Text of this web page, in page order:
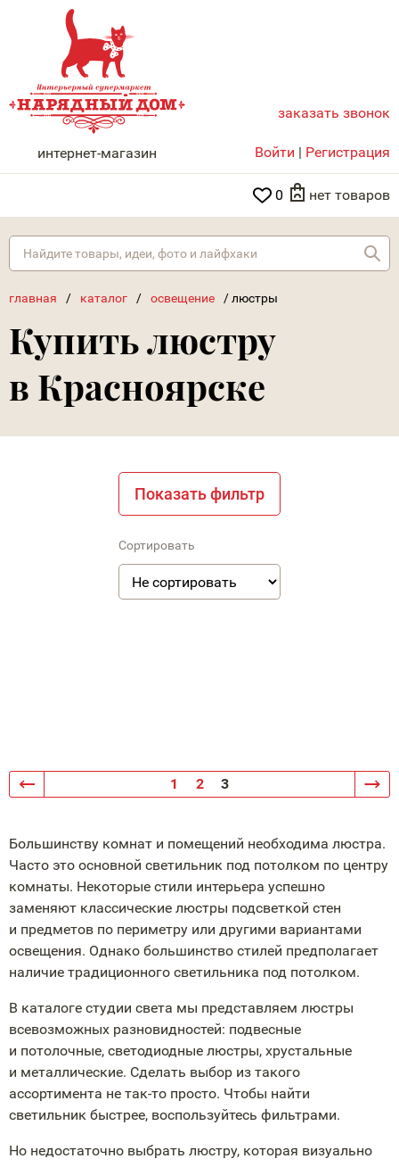
НАРЯДНЫЙ ДОМ
интернет-магазин
заказать звонок
Войти | Регистрация
0 нет товаров
главная / каталог / освещение /люстры
Купить люстру
в Красноярске
1 2 3
Большинству комнат и помещений необходима люстра.
Часто это основной светильник под потолком по центру
комнаты. Некоторые стили интерьера успешно
заменяют классические люстры подсветкой стен
и предметов по периметру или другими вариантами
освещения. Однако большинство стилей предполагает
наличие традиционного светильника под потолком.
В каталоге студии света мы представляем люстры
всевозможных разновидностей: подвесные
и потолочные, светодиодные люстры, хрустальные
и металлические. Сделать выбор из такого
ассортимента не так-то просто. Чтобы найти
светильник быстрее, воспользуйтесь фильтрами.
Но недостаточно выбрать люстру, которая визуально
Показать фильтр
Сортировать